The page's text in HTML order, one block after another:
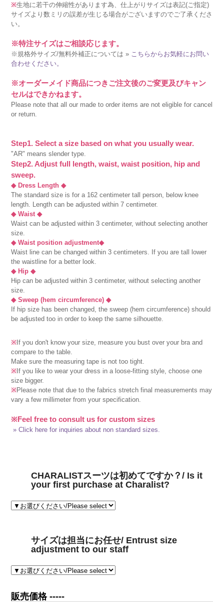
※生地に若干の伸縮性があります為、仕上がりサイズは表記(ご指定)
サイズより数ミリの誤差が生じる場合がございますのでご了承くださ
い。
※特注サイズはご相談応じます。
※規格外サイズ/無料外補正については » こちらからお気軽にお問い
合わせください。
※オーダーメイド商品につきご注文後のご変更及びキャン
セルはできかねます。
Please note that all our made to order items are not eligible for cancel
or return.
Step1. Select a size based on what you usually wear.
"AR" means slender type.
Step2. Adjust full length, waist, waist position, hip and
sweep.
◆ Dress Length ◆
The standard size is for a 162 centimeter tall person, below knee
length. Length can be adjusted within 7 centimeter.
◆ Waist ◆
Waist can be adjusted within 3 centimeter, without selecting another
size.
◆ Waist position adjustment◆
Waist line can be changed within 3 centimeters. If you are tall lower
the waistline for a better look.
◆ Hip ◆
Hip can be adjusted within 3 centimeter, without selecting another
size.
◆ Sweep (hem circumference) ◆
If hip size has been changed, the sweep (hem circumference) should
be adjusted too in order to keep the same silhouette.
※ If you don't know your size, measure you bust over your bra and
compare to the table.
Make sure the measuring tape is not too tight.
※ If you like to wear your dress in a loose-fitting style, choose one
size bigger.
※Please note that due to the fabrics stretch final measurements may
vary a few millimeter from your specification.
※Feel free to consult us for custom sizes
» Click here for inquiries about non standard sizes.
CHARALISTスーツは初めてですか？/ Is it
your first purchase at Charalist?
サイズは担当にお任せ/ Entrust size
adjustment to our staff
販売価格 -----